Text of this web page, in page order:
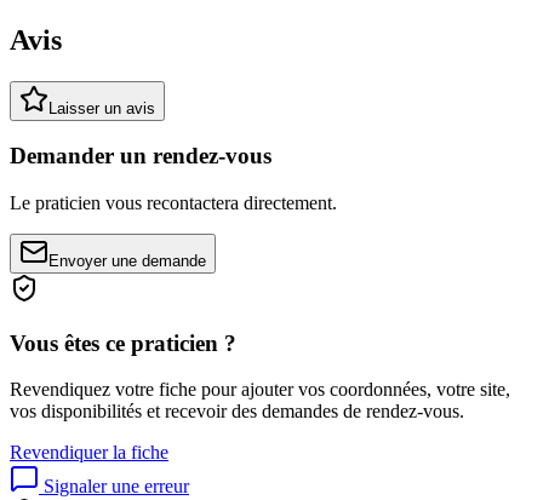
Avis
Laisser un avis
Demander un rendez-vous
Le praticien vous recontactera directement.
Envoyer une demande
Vous êtes ce praticien ?
Revendiquez votre fiche pour ajouter vos coordonnées, votre site,
vos disponibilités et recevoir des demandes de rendez-vous.
Revendiquer la fiche
Signaler une erreur